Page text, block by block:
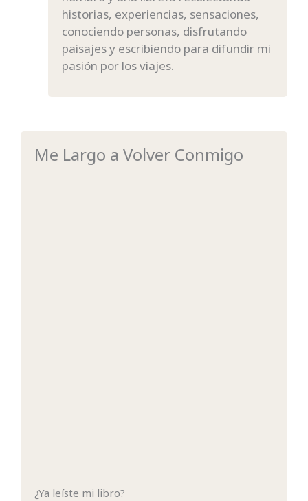
historias, experiencias, sensaciones,
conociendo personas, disfrutando
paisajes y escribiendo para difundir mi
pasión por los viajes.
Me Largo a Volver Conmigo
¿Ya leíste mi libro?